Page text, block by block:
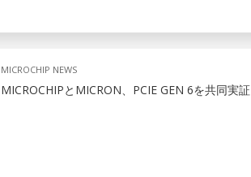
MICROCHIP NEWS
MICROCHIPとMICRON、PCIE GEN 6を共同実証